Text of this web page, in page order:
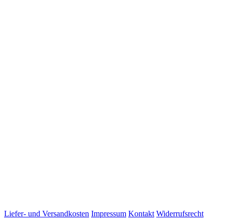
Liefer- und Versandkosten Impressum Kontakt Widerrufsrecht